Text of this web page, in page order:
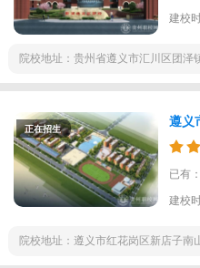
建校
院校地址：贵州省遵义市汇川区团泽
正在招生
遵义
已有
建校
院校地址：遵义市红花岗区新店子南